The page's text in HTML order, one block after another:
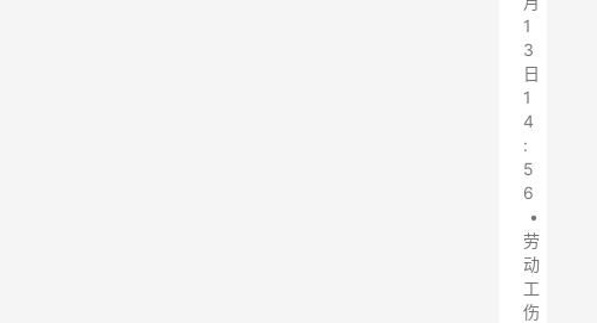
1
3
日
1
4
:
5
6
•
劳
动
工
伤